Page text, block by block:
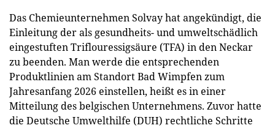
Das Chemieunternehmen Solvay hat angekündigt, die
Einleitung der als gesundheits- und umweltschädlich
eingestuften Triflouressigsäure (TFA) in den Neckar
zu beenden. Man werde die entsprechenden
Produktlinien am Standort Bad Wimpfen zum
Jahresanfang 2026 einstellen, heißt es in einer
Mitteilung des belgischen Unternehmens. Zuvor hatte
die Deutsche Umwelthilfe (DUH) rechtliche Schritte